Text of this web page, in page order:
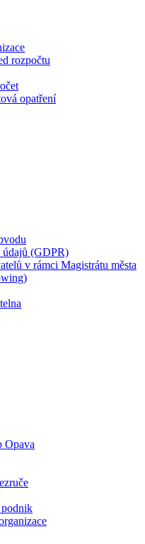
rozpočtu
opatření
údajů (GDPR)
v rámci Magistrátu města
Opava